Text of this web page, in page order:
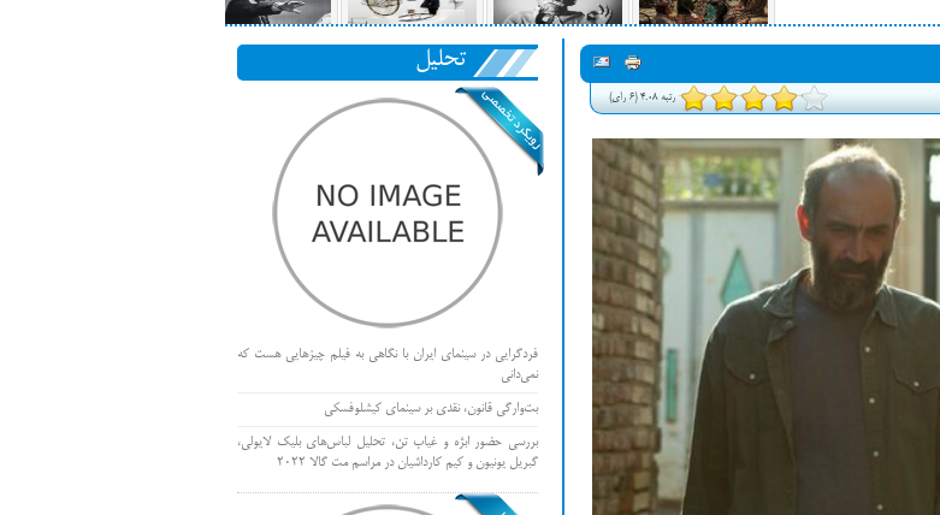
رتبه 4.08 (6 رای)
تحلیل
فردگرایی در سینمای ایران با نگاهی به فیلم چیزهایی هست که
نمی‌دانی
بت‌وارگی قانون، نقدی بر سینمای کیشلوفسکی
بررسی حضور ابژه و غیاب تن، تحلیل لباس‌های بلیک لایولی،
گبریل یونیون و کیم کارداشیان در مراسم مت گالا ۲۰۲۲